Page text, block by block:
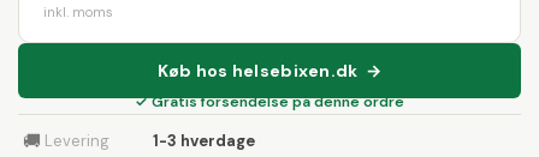
inkl. moms
Køb hos helsebixen.dk →
✓ Gratis forsendelse på denne ordre
🚚 Levering 1-3 hverdage